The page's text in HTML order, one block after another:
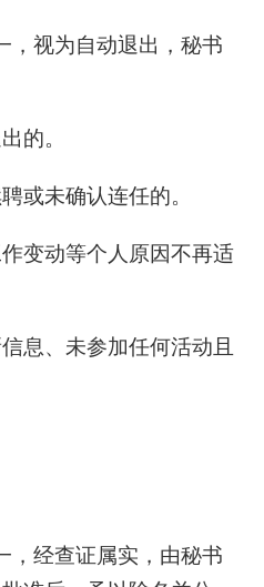
，视为自动退出，秘书
的。
或未确认连任的。
变动等个人原因不再适
息、未参加任何活动且
，经查证属实，由秘书